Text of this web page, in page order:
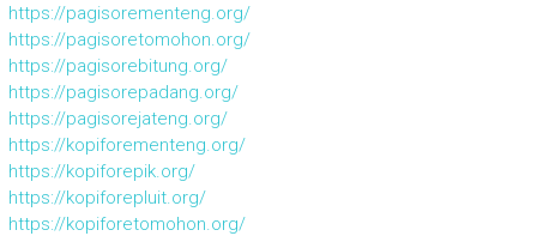
https://pagisorementeng.org/
https://pagisoretomohon.org/
https://pagisorebitung.org/
https://pagisorepadang.org/
https://pagisorejateng.org/
https://kopiforementeng.org/
https://kopiforepik.org/
https://kopiforepluit.org/
https://kopiforetomohon.org/